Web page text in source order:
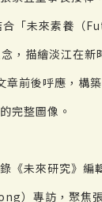
「未來素養（
，描繪淡江在新
章前後呼應，構
完整圖像。
《未來研究》編
）專訪，聚焦